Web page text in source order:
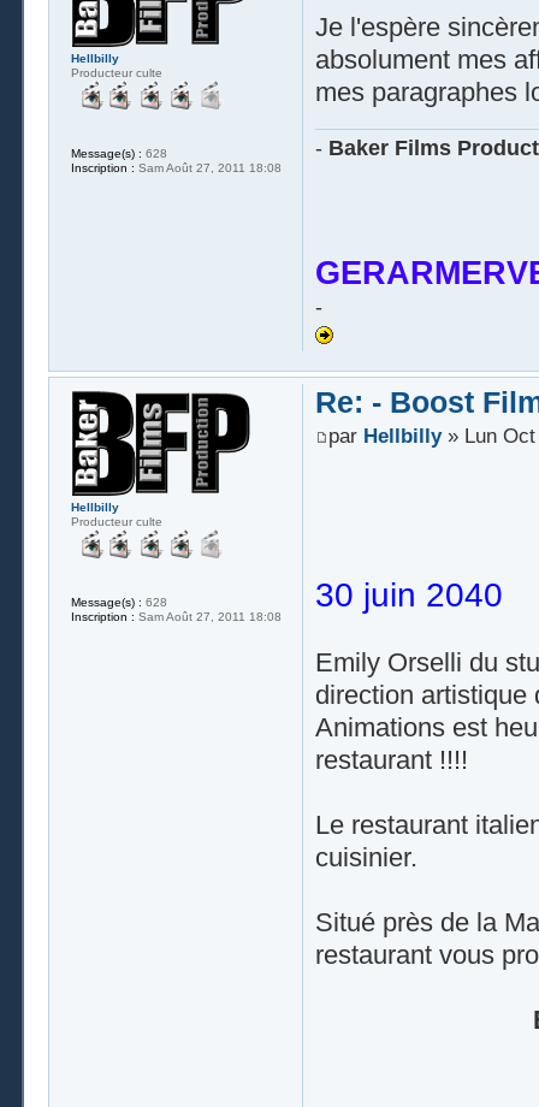
Je l'espère
absolument mes
mes paragraphes
- Baker Films
-
Hellbilly
Producteur culte
Message(s) : 628
Inscription : Sam Août 27, 2011 18:08
Re: - Boost
par Hellbilly» Lun Oct
30 juin 2040
Emily Orselli du
direction artistique
Animations est
restaurant !!!!
Le restaurant
cuisinier.
Situé près de la
restaurant vous
Hellbilly
Producteur culte
Message(s) : 628
Inscription : Sam Août 27, 2011 18:08